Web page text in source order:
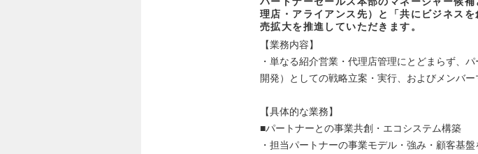
理店・アライアンス先）と「共にビジネス
売拡大を推進していただきます。
【業務内容】
・単なる紹介営業・代理店管理にとどまらず、
開発）としての戦略立案・実行、およびメンバー
【具体的な業務】
■パートナーとの事業共創・エコシステム構築
・担当パートナーの事業モデル・強み・顧客基